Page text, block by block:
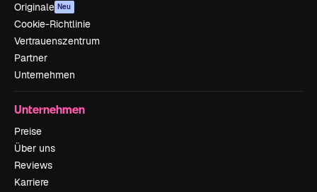
Originale Neu
Cookie-Richtlinie
Vertrauenszentrum
Partner
Unternehmen
Unternehmen
Preise
Über uns
Reviews
Karriere